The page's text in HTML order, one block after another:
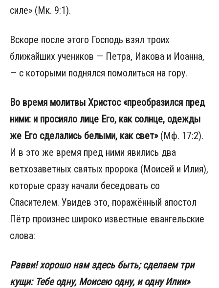
силе» (Мк. 9:1).
Вскоре после этого Господь взял троих
ближайших учеников — Петра, Иакова и Иоанна,
— с которыми поднялся помолиться на гору.
Во время молитвы Христос «преобразился пред
ними: и просияло лице Его, как солнце, одежды
же Его сделались белыми, как свет»(Мф. 17:2).
И в это же время пред ними явились два
ветхозаветных святых пророка (Моисей и Илия),
которые сразу начали беседовать со
Спасителем. Увидев это, поражённый апостол
Пётр произнес широко известные евангельские
слова:
Равви! хорошо нам здесь быть; сделаем три
кущи: Тебе одну, Моисею одну, и одну Илии»